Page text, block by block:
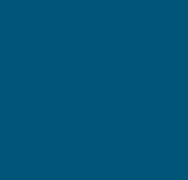
2017/02/Pages-from-
5.pdf.
journalistiques au
(1936 -1939).
antifascistes et la